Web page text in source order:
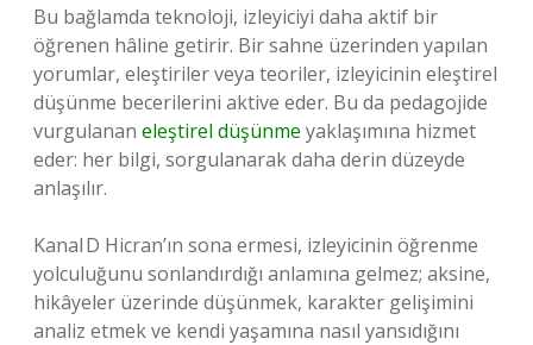
Bu bağlamda teknoloji, izleyiciyi daha aktif bir
öğrenen hâline getirir. Bir sahne üzerinden yapılan
yorumlar, eleştiriler veya teoriler, izleyicinin eleştirel
düşünme becerilerini aktive eder. Bu da pedagojide
vurgulanan eleştirel düşünme yaklaşımına hizmet
eder: her bilgi, sorgulanarak daha derin düzeyde
anlaşılır.
Kanal D Hicran’ın sona ermesi, izleyicinin öğrenme
yolculuğunu sonlandırdığı anlamına gelmez; aksine,
hikâyeler üzerinde düşünmek, karakter gelişimini
analiz etmek ve kendi yaşamına nasıl yansıdığını